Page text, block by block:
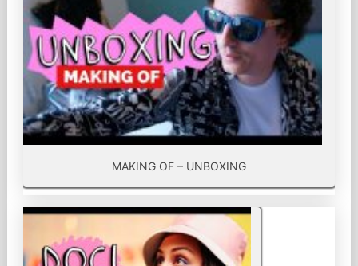
MAKING OF – UNBOXING